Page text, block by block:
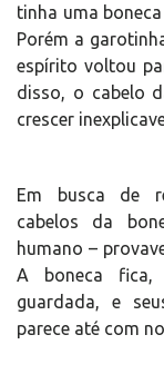
tinha uma
Porém a
espírito voltou
disso, o cabelo
crescer
Em busca de
cabelos da
humano –
A boneca fica,
guardada, e
parece até com